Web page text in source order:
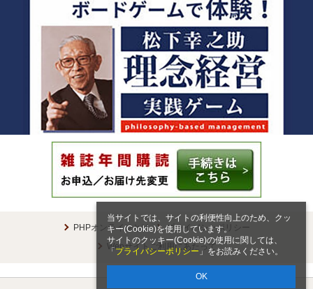
当サイトでは、サイトの利便性向上のため、クッ
キー(Cookie)を使用しています。
サイトのクッキー(Cookie)の使用に関しては、
「 プライバシーポリシー 」をお読みください。
OK
PHPオンラインとは
プライバシーポリシー
Webサイトご利用にあたって